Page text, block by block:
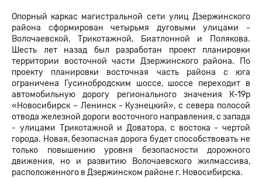
Опорный каркас магистральной сети улиц Дзержинского
района сформирован четырьмя дуговыми улицами -
Волочаевской, Трикотажной, Биатлонной и Полякова.
Шесть лет назад был разработан проект планировки
территории восточной части Дзержинского района. По
проекту планировки восточная часть района с юга
ограничена Гусинобродским шоссе, шоссе переходит в
автомобильную дорогу регионального значения К-19р
«Новосибирск – Ленинск - Кузнецкий», с севера полосой
отвода железной дороги восточного направления, с запада
- улицами Трикотажной и Доватора, с востока - чертой
города. Новая, безопасная дорога будет способствовать не
только повышению уровня безопасности дорожного
движения, но и развитию Волочаевского жилмассива,
расположенного в Дзержинском районе г. Новосибирска.